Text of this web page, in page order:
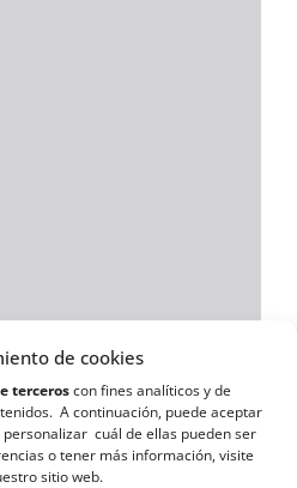
de cookies
terceroscon fines analíticos y de
A continuación, puede aceptar
cuál de ellas pueden ser
o tener más información, visite
sitio web.